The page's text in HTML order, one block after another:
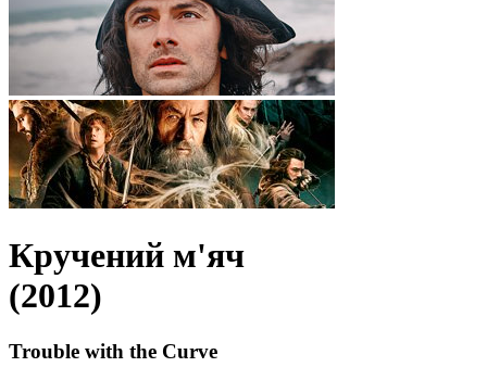
Кручений м'яч
(2012)
Trouble with the Curve